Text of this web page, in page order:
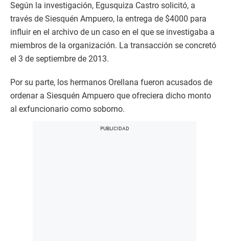
Según la investigación, Egusquiza Castro solicitó, a
través de Siesquén Ampuero, la entrega de $4000 para
influir en el archivo de un caso en el que se investigaba a
miembros de la organización. La transacción se concretó
el 3 de septiembre de 2013.
Por su parte, los hermanos Orellana fueron acusados de
ordenar a Siesquén Ampuero que ofreciera dicho monto
al exfuncionario como soborno.